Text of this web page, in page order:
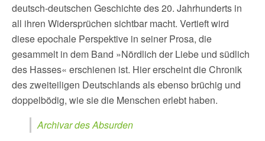
deutsch-deutschen Geschichte des 20. Jahrhunderts in
all ihren Widersprüchen sichtbar macht. Vertieft wird
diese epochale Perspektive in seiner Prosa, die
gesammelt in dem Band »Nördlich der Liebe und südlich
des Hasses« erschienen ist. Hier erscheint die Chronik
des zweiteiligen Deutschlands als ebenso brüchig und
doppelbödig, wie sie die Menschen erlebt haben.
Archivar des Absurden